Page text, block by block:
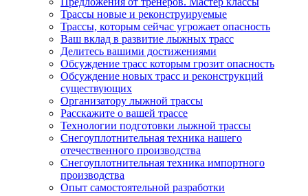
Трассы новые и реконструируемые
Трассы, которым сейчас угрожает опасность
Ваш вклад в развитие лыжных трасс
Делитесь вашими достижениями
Обсуждение трасс которым грозит опасность
Обсуждение новых трасс и реконструкций
существующих
Организатору лыжной трассы
Расскажите о вашей трассе
Технологии подготовки лыжной трассы
Снегоуплотнительная техника нашего
отечественного производства
Снегоуплотнительная техника импортного
производства
Опыт самостоятельной разработки